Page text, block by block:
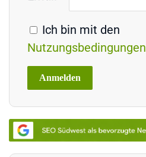
Ich bin mit den
Nutzungsbedingungen